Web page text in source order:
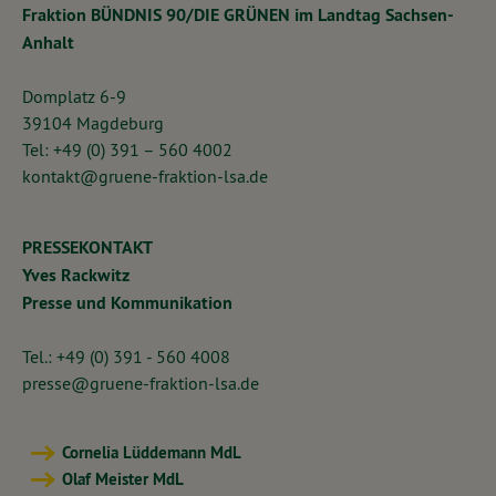
Fraktion BÜNDNIS 90/DIE GRÜNEN im Landtag Sachsen-
Anhalt
Domplatz 6-9
39104 Magdeburg
Tel: +49 (0) 391 – 560 4002
kontakt@gruene-fraktion-lsa.de
PRESSEKONTAKT
Yves Rackwitz
Presse und Kommunikation
Tel.: +49 (0) 391 - 560 4008
presse@gruene-fraktion-lsa.de
Cornelia Lüddemann MdL
Olaf Meister MdL